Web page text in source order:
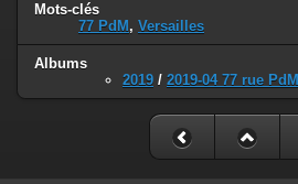
Mots-clés
77 PdM , Versailles
Albums
2019 / 2019-04 77 rue PdM